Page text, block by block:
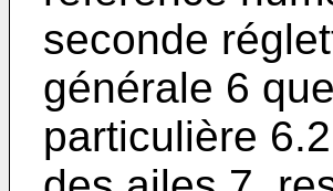
seconde
générale 6
particulière